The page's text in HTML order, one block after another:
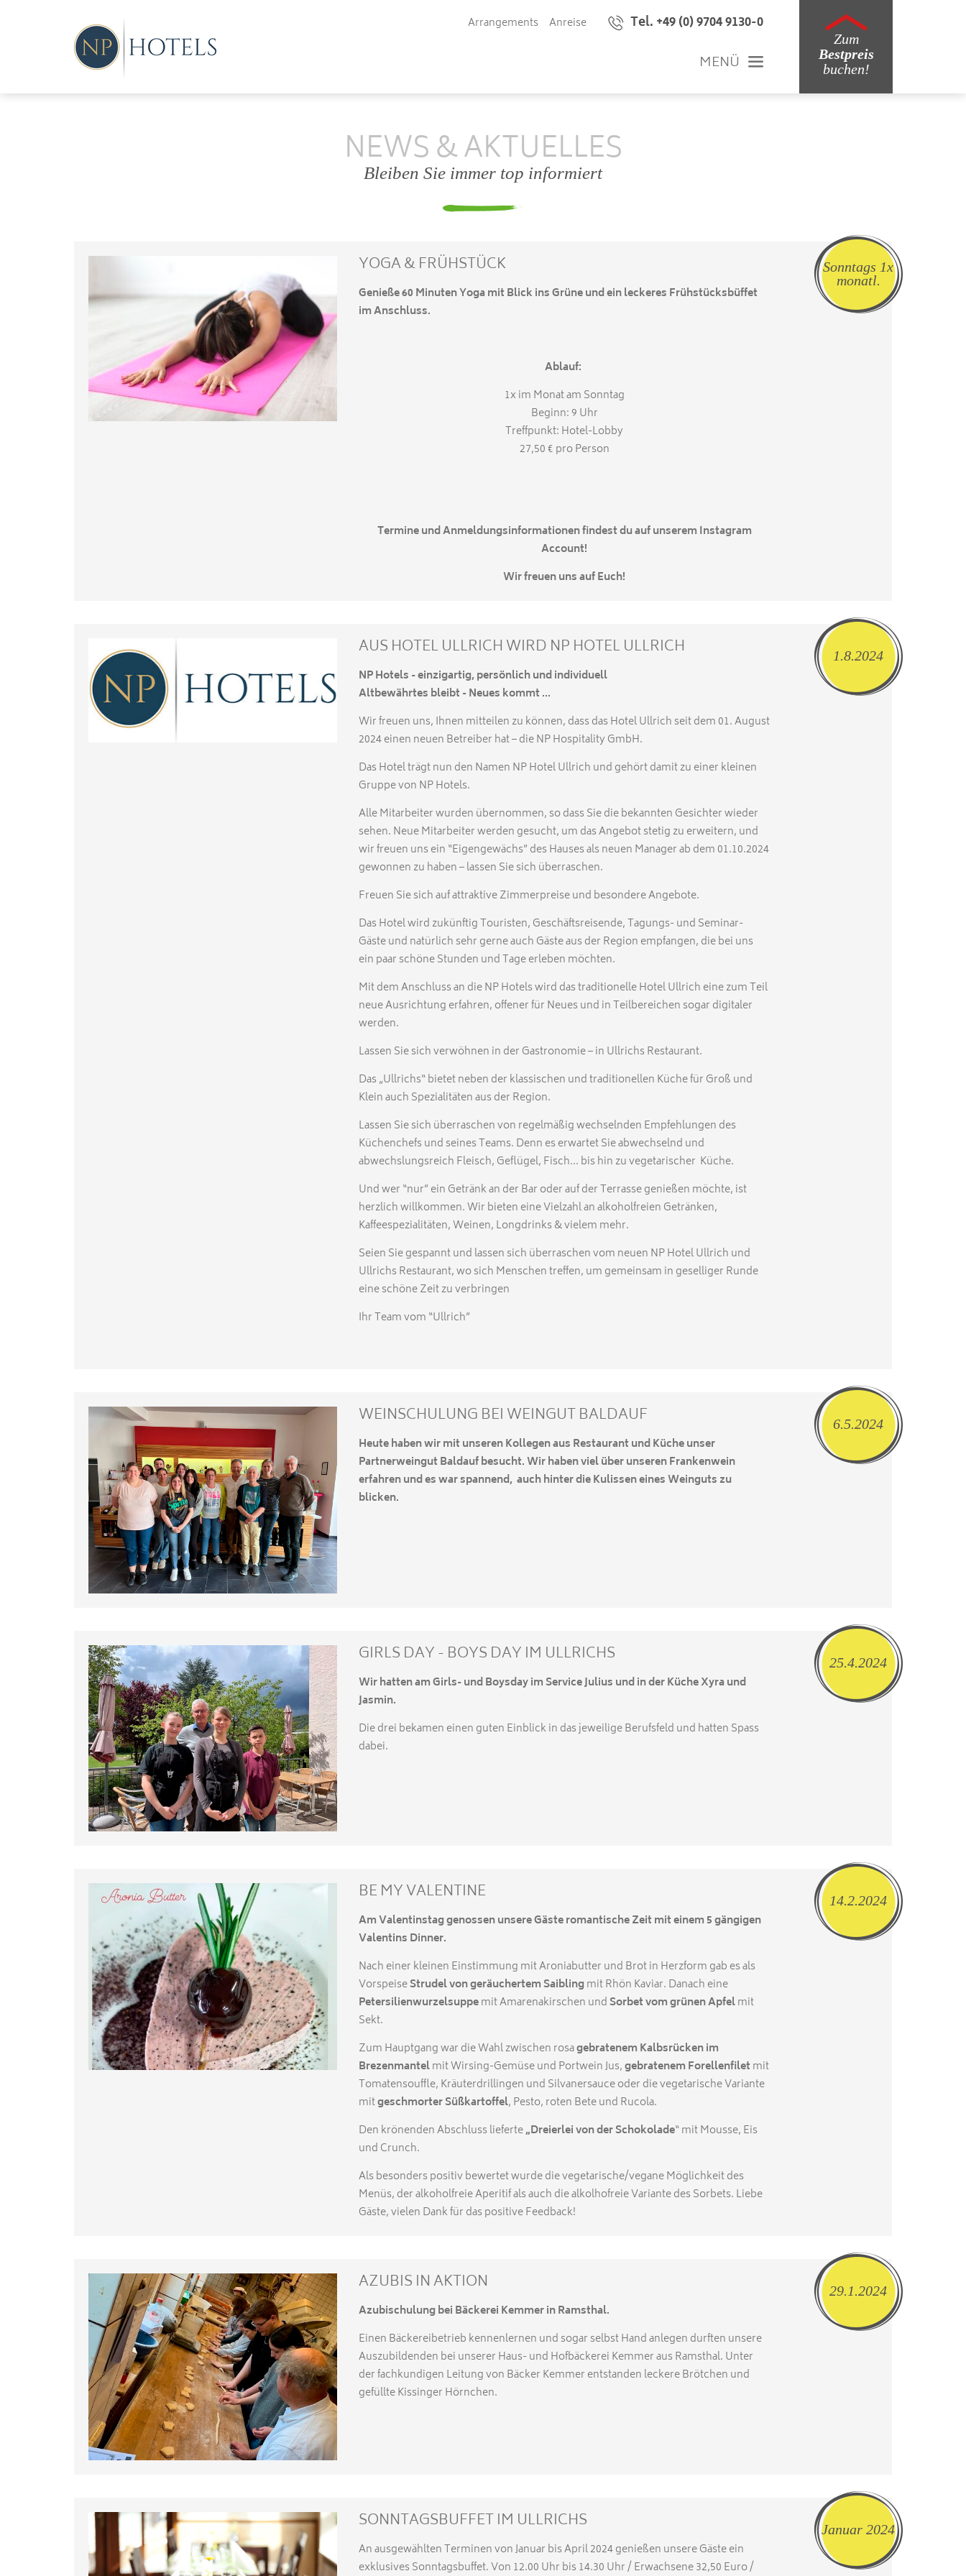
Tel. +49 (0) 9704 9130-0
Arrangements Anreise
MENÜ
Zum
Bestpreis
buchen!
NEWS & AKTUELLES
Bleiben Sie immer top informiert
YOGA & FRÜHSTÜCK
Genieße 60 Minuten Yoga mit Blick ins Grüne und ein leckeres Frühstücksbüffet
im Anschluss.
Ablauf:
1x im Monat am Sonntag
Beginn: 9 Uhr
Treffpunkt: Hotel-Lobby
27,50 € pro Person
Termine und Anmeldungsinformationen findest du auf unserem Instagram
Account!
Wir freuen uns auf Euch!
Sonntags 1x
monatl.
AUS HOTEL ULLRICH WIRD NP HOTEL ULLRICH
NP Hotels - einzigartig, persönlich und individuell
Altbewährtes bleibt - Neues kommt ...
Wir freuen uns, Ihnen mitteilen zu können, dass das Hotel Ullrich seit dem 01. August
2024 einen neuen Betreiber hat – die NP Hospitality GmbH.
Das Hotel trägt nun den Namen NP Hotel Ullrich und gehört damit zu einer kleinen
Gruppe von NP Hotels.
Alle Mitarbeiter wurden übernommen, so dass Sie die bekannten Gesichter wieder
sehen. Neue Mitarbeiter werden gesucht, um das Angebot stetig zu erweitern, und
wir freuen uns ein “Eigengewächs” des Hauses als neuen Manager ab dem 01.10.2024
gewonnen zu haben – lassen Sie sich überraschen.
Freuen Sie sich auf attraktive Zimmerpreise und besondere Angebote.
Das Hotel wird zukünftig Touristen, Geschäftsreisende, Tagungs- und Seminar-
Gäste und natürlich sehr gerne auch Gäste aus der Region empfangen, die bei uns
ein paar schöne Stunden und Tage erleben möchten.
Mit dem Anschluss an die NP Hotels wird das traditionelle Hotel Ullrich eine zum Teil
neue Ausrichtung erfahren, offener für Neues und in Teilbereichen sogar digitaler
werden.
Lassen Sie sich verwöhnen in der Gastronomie – in Ullrichs Restaurant.
Das „Ullrichs“ bietet neben der klassischen und traditionellen Küche für Groß und
Klein auch Spezialitäten aus der Region.
Lassen Sie sich überraschen von regelmäßig wechselnden Empfehlungen des
Küchenchefs und seines Teams. Denn es erwartet Sie abwechselnd und
abwechslungsreich Fleisch, Geflügel, Fisch... bis hin zu vegetarischer Küche.
Und wer “nur” ein Getränk an der Bar oder auf der Terrasse genießen möchte, ist
herzlich willkommen. Wir bieten eine Vielzahl an alkoholfreien Getränken,
Kaffeespezialitäten, Weinen, Longdrinks & vielem mehr.
Seien Sie gespannt und lassen sich überraschen vom neuen NP Hotel Ullrich und
Ullrichs Restaurant, wo sich Menschen treffen, um gemeinsam in geselliger Runde
eine schöne Zeit zu verbringen
Ihr Team vom “Ullrich”
1.8.2024
WEINSCHULUNG BEI WEINGUT BALDAUF
Heute haben wir mit unseren Kollegen aus Restaurant und Küche unser
Partnerweingut Baldauf besucht. Wir haben viel über unseren Frankenwein
erfahren und es war spannend, auch hinter die Kulissen eines Weinguts zu
blicken.
6.5.2024
GIRLS DAY - BOYS DAY IM ULLRICHS
Wir hatten am Girls- und Boysday im Service Julius und in der Küche Xyra und
Jasmin.
Die drei bekamen einen guten Einblick in das jeweilige Berufsfeld und hatten Spass
dabei.
25.4.2024
BE MY VALENTINE
Am Valentinstag genossen unsere Gäste romantische Zeit mit einem 5 gängigen
Valentins Dinner.
Nach einer kleinen Einstimmung mit Aroniabutter und Brot in Herzform gab es als
VorspeiseStrudel von geräuchertem Saiblingmit Rhön Kaviar. Danach eine
Petersilienwurzelsuppemit Amarenakirschen und Sorbet vom grünen Apfelmit
Sekt.
Zum Hauptgang war die Wahl zwischen rosagebratenem Kalbsrücken im
Brezenmantelmit Wirsing-Gemüse und Portwein Jus,gebratenem Forellenfiletmit
Tomatensouffle, Kräuterdrillingen und Silvanersauce oder die vegetarische Variante
mitgeschmorter Süßkartoffel, Pesto, roten Bete und Rucola.
Den krönenden Abschluss lieferte„Dreierlei von der Schokolade“ mit Mousse, Eis
und Crunch.
Als besonders positiv bewertet wurde die vegetarische/vegane Möglichkeit des
Menüs, der alkoholfreie Aperitif als auch die alkolhofreie Variante des Sorbets. Liebe
Gäste, vielen Dank für das positive Feedback!
14.2.2024
AZUBIS IN AKTION
Azubischulung bei Bäckerei Kemmer in Ramsthal.
Einen Bäckereibetrieb kennenlernen und sogar selbst Hand anlegen durften unsere
Auszubildenden bei unserer Haus- und Hofbäckerei Kemmer aus Ramsthal. Unter
der fachkundigen Leitung von Bäcker Kemmer entstanden leckere Brötchen und
gefüllte Kissinger Hörnchen.
29.1.2024
SONNTAGSBUFFET IM ULLRICHS
An ausgewählten Terminen von Januar bis April 2024 genießen unsere Gäste ein
exklusives Sonntagsbuffet. Von 12.00 Uhr bis 14.30 Uhr / Erwachsene 32,50 Euro /
Januar 2024